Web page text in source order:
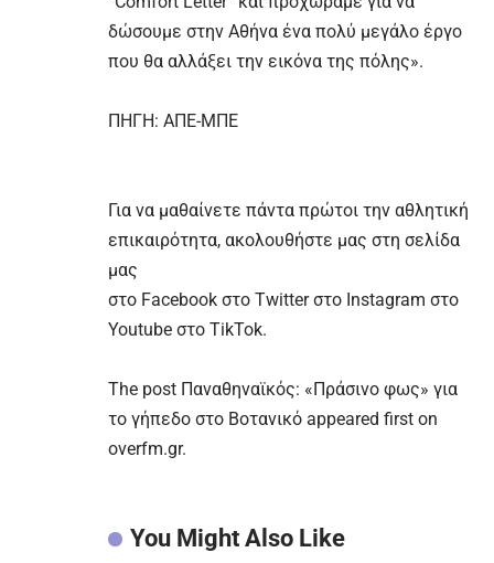
δώσουμε στην Αθήνα ένα πολύ μεγάλο έργο
που θα αλλάξει την εικόνα της πόλης».
ΠΗΓΗ: ΑΠΕ-ΜΠΕ
Για να μαθαίνετε πάντα πρώτοι την αθλητική
επικαιρότητα, ακολουθήστε μας στη σελίδα
μας
στο Facebook στο Twitterστο Instagram στο
Youtube στο TikTok.
The post Παναθηναϊκός: «Πράσινο φως» για
το γήπεδο στο Βοτανικό appeared first on
overfm.gr.
You Might Also Like